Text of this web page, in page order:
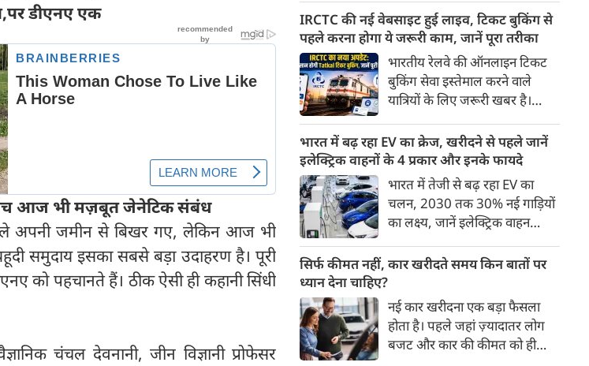
डीएनए एक
आज भी मज़बूत जेनेटिक संबंध
अपनी जमीन से बिखर गए, लेकिन आज भी
समुदाय इसका सबसे बड़ा उदाहरण है। पूरी
को पहचानते हैं। ठीक ऐसी ही कहानी सिंधी
चंचल देवनानी, जीन विज्ञानी प्रोफेसर
भू-राजनीति से लेकर कृत्रिम
बुद्धिमत्ता, जलवायु परिवर्तन से लेकर
क्रिकेट तक हर विषय पर बहस कर
सकते हैं, तो उस जीव पर भी एक
गंभीर चर्चा बनती है जिसने किसी भी
सभ्यता से पहले इंसान का साथ चुना
था। दुर्भाग्य यह है कि आज कुत्तों के
बारे में हमारी राय पशु-चिकित्सकों,
व्यवहार वैज्ञानिकों या विशेषज्ञों से
कम... और व्हाट्सऐप यूनिवर्सिटी से
ज़्यादा बनती है।
IRCTC की नई वेबसाइट हुई लाइव, टिकट बुकिंग से
पहले करना होगा ये जरूरी काम, जानें पूरा तरीका
भारतीय रेलवे की ऑनलाइन टिकट
बुकिंग सेवा इस्तेमाल करने वाले
यात्रियों के लिए जरूरी खबर है।
वेबसाइट का बीटा वर्जन लॉन्च कर
दिया है। करीब 24 साल पुराने
इंटरफेस के बाद वेबसाइट को नए
डिजाइन और कई नए फीचर्स के साथ
अपडेट किया गया है।
भारत में बढ़ रहा EV का क्रेज, खरीदने से पहले जानें
इलेक्ट्रिक वाहनों के 4 प्रकार और इनके फायदे
भारत में तेजी से बढ़ रहा EV का
चलन, 2030 तक 30% नई गाड़ियों
का लक्ष्य, जानें इलेक्ट्रिक वाहन
200 अरब रुपए का मौका
सिर्फ कीमत नहीं, कार खरीदते समय किन बातों पर
ध्यान देना चाहिए?
नई कार खरीदना एक बड़ा फैसला
होता है। पहले जहां ज़्यादातर लोग
बजट और कार की कीमत को ही